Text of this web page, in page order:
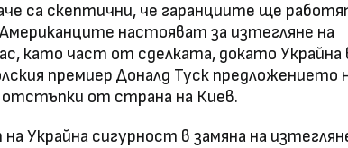
са скептични, че гаранциите ще
настояват за изтегляне на
като част от сделката, докато Украйна
премиер Доналд Туск предложението
от страна на Киев.
Украйна сигурност в замяна на